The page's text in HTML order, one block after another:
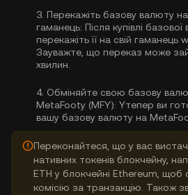
3. Перекажіть базову валюту
гаманець: Після купівлі
перекажіть її на свій гаманець
Зауважте, що переказ може
хвилин.
4. Обміняйте свою базову
MetaFooty (MFY): Yтепер ви
вашу базову валюту на
Переконайтеся, що у вас
нативних токенів блокчейну,
ETH у блокчейні Ethereum, щоб
комісію за транзакцію. Також